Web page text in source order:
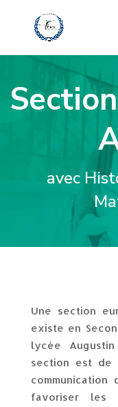
avec
Une section
existe en
lycée
section est de
favoriser les